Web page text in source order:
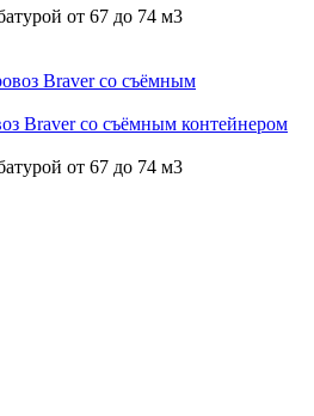
от 67 до 74 м3
Braver со съёмным контейнером
от 67 до 74 м3